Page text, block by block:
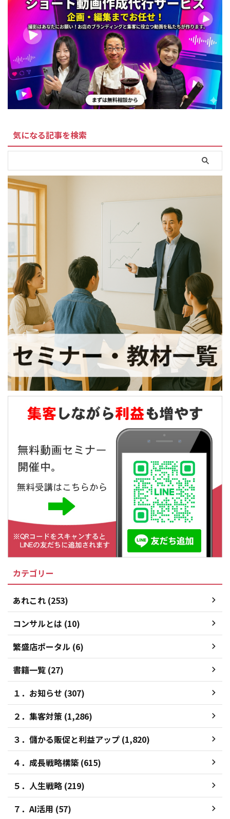
気になる記事を検索
カテゴリー
あれこれ (253)
コンサルとは (10)
繁盛店ポータル (6)
書籍一覧 (27)
１．お知らせ (307)
２．集客対策 (1,286)
３．儲かる販促と利益アップ (1,820)
４．成長戦略構築 (615)
５．人生戦略 (219)
７．AI活用 (57)